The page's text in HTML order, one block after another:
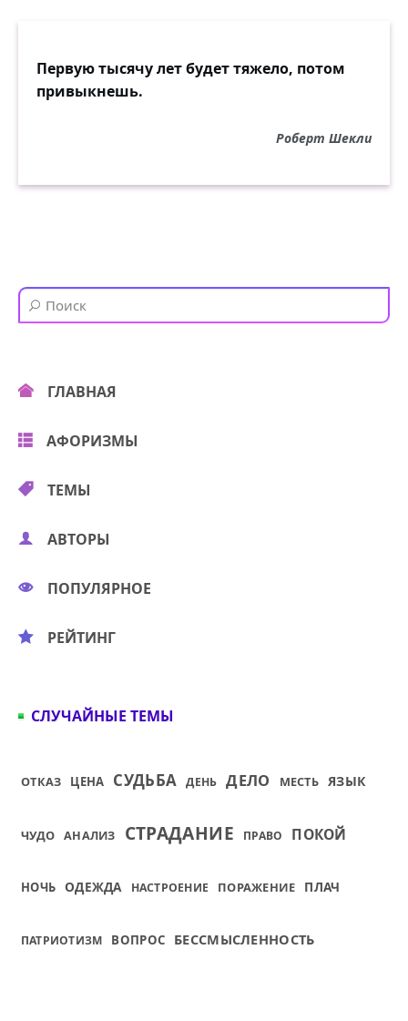
Первую тысячу лет будет тяжело, потом
привыкнешь.
Роберт Шекли
ГЛАВНАЯ
АФОРИЗМЫ
ТЕМЫ
АВТОРЫ
ПОПУЛЯРНОЕ
РЕЙТИНГ
СЛУЧАЙНЫЕ ТЕМЫ
ОТКАЗ ЦЕНА СУДЬБА ДЕНЬ ДЕЛО МЕСТЬ ЯЗЫК
ЧУДО АНАЛИЗ СТРАДАНИЕ ПРАВО ПОКОЙ
НОЧЬ ОДЕЖДА НАСТРОЕНИЕ ПОРАЖЕНИЕ ПЛАЧ
ПАТРИОТИЗМ ВОПРОС БЕССМЫСЛЕННОСТЬ